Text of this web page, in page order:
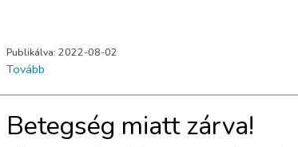
Publikálva: 2022-08-02
Tovább
Betegség miatt zárva!